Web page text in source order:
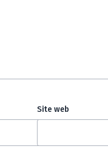
Site web